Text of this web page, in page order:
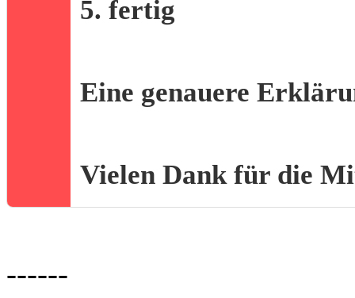
5. fertig
Eine genauere
Vielen Dank für die
------